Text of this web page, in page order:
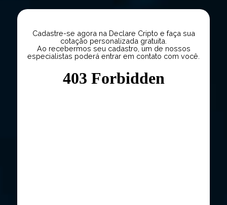
Cadastre-se agora na Declare Cripto e faça sua
cotação personalizada gratuita.
Ao recebermos seu cadastro, um de nossos
especialistas poderá entrar em contato com você.